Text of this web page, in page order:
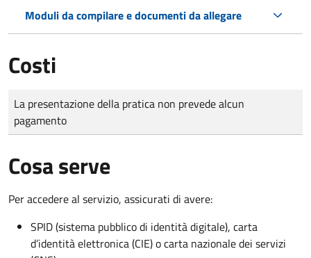
Moduli da compilare e documenti da allegare
Costi
Tipo di pagamento
Importo
La presentazione della pratica non prevede alcun
pagamento
Cosa serve
Per accedere al servizio, assicurati di avere:
SPID (sistema pubblico di identità digitale), carta
d’identità elettronica (CIE) o carta nazionale dei servizi